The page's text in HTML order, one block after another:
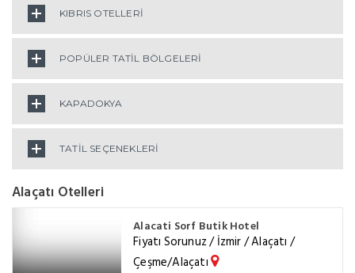
KIBRIS OTELLERİ
POPÜLER TATİL BÖLGELERİ
KAPADOKYA
TATİL SEÇENEKLERİ
Alaçatı Otelleri
Alacati Sorf Butik Hotel
Fiyatı Sorunuz / İzmir / Alaçatı /
Çeşme/Alaçatı